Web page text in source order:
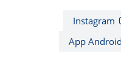
Instagram
App Android